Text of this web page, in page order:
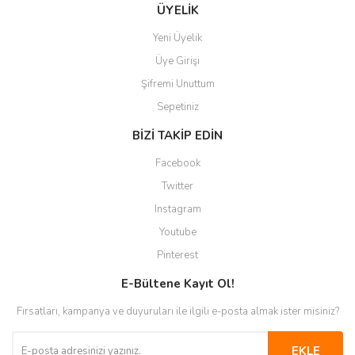
Gönder
ÜYELİK
Yeni Üyelik
Üye Girişi
Şifremi Unuttum
Sepetiniz
BİZİ TAKİP EDİN
Facebook
Twitter
Instagram
Youtube
Pinterest
E-Bültene Kayıt Ol!
Fırsatları, kampanya ve duyuruları ile ilgili e-posta almak ister misiniz?
EKLE